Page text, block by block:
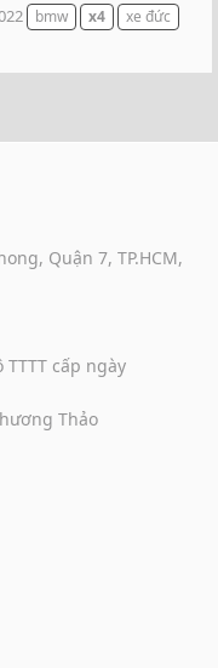
bmw x4 xe đức
Quận 7, TP.HCM,
TTTT cấp ngày
Thảo